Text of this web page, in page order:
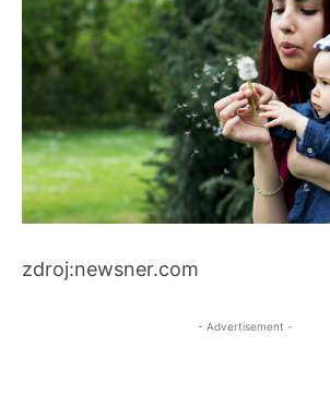
zdroj:newsner.com
- Advertisement -